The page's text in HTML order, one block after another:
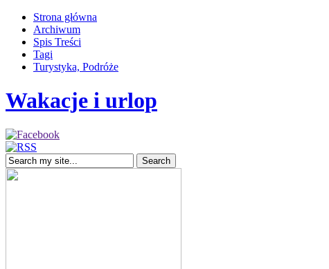
Strona główna
Archiwum
Spis Treści
Tagi
Turystyka, Podróże
Wakacje i urlop